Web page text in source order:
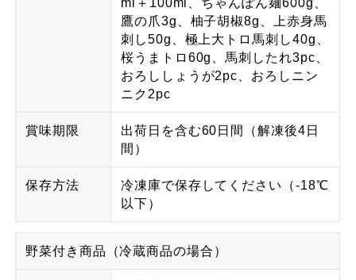
ml＋100ml、ちゃんぽん麺600g、
鷹の爪3g、柚子胡椒8g、上赤身馬
刺し50g、極上大トロ馬刺し40g、
桜うまトロ60g、馬刺したれ3pc、
おろししょうが2pc、おろしニン
ニク2pc
賞味期限
出荷日を含む60日間（解凍後4日
間）
保存方法
冷凍庫で保存してください（-18℃
以下）
野菜付き商品（冷蔵商品の場合）